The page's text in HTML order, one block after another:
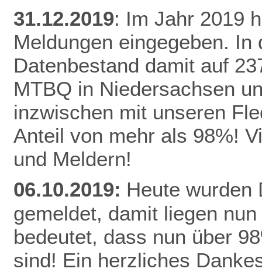
31.12.2019: Im Jahr 2019
Meldungen eingegeben.
Datenbestand damit auf
MTBQ in Niedersachsen
inzwischen mit unseren
Anteil von mehr als 98%!
und Meldern!
06.10.2019: Heute wurden
gemeldet, damit liegen
bedeutet, dass nun über
sind! Ein herzliches